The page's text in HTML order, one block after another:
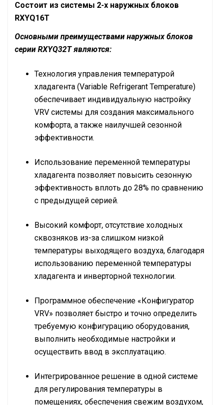
Состоит из системы 2-х наружных блоков
RXYQ16T
Основными преимуществами наружных блоков
серии RXYQ32T являются:
Технология управления температурой
хладагента (Variable Refrigerant Temperature)
обеспечивает индивидуальную настройку
VRV системы для создания максимального
комфорта, а также наилучшей сезонной
эффективности.
Использование переменной температуры
хладагента позволяет повысить сезонную
эффективность вплоть до 28% по сравнению
с предыдущей серией.
Высокий комфорт, отсутствие холодных
сквозняков из-за слишком низкой
температуры выходящего воздуха, благодаря
использованию переменной температуры
хладагента и инверторной технологии.
Программное обеспечение «Конфигуратор
VRV» позволяет быстро и точно определить
требуемую конфигурацию оборудования,
выполнить необходимые настройки и
осуществить ввод в эксплуатацию.
Интегрированное решение в одной системе
для регулирования температуры в
помещениях, обеспечения свежим воздухом,